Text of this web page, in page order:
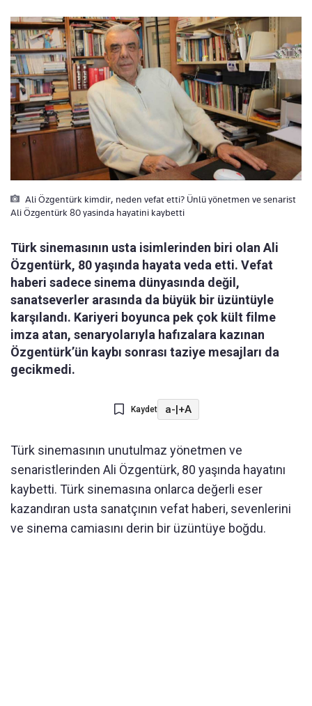
Ali Özgentürk kimdir, neden vefat etti? Ünlü yönetmen ve senarist
Ali Özgentürk 80 yasinda hayatini kaybetti
Türk sinemasının usta isimlerinden biri olan Ali
Özgentürk, 80 yaşında hayata veda etti. Vefat
haberi sadece sinema dünyasında değil,
sanatseverler arasında da büyük bir üzüntüyle
karşılandı. Kariyeri boyunca pek çok kült filme
imza atan, senaryolarıyla hafızalara kazınan
Özgentürk’ün kaybı sonrası taziye mesajları da
gecikmedi.
Kaydet a-|+A
Türk sinemasının unutulmaz yönetmen ve
senaristlerinden Ali Özgentürk, 80 yaşında hayatını
kaybetti. Türk sinemasına onlarca değerli eser
kazandıran usta sanatçının vefat haberi, sevenlerini
ve sinema camiasını derin bir üzüntüye boğdu.